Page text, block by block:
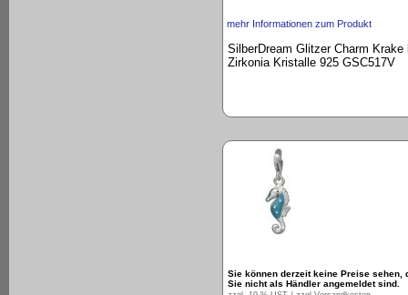
mehr Informationen zum Produkt
SilberDream Glitzer Charm Krake
Zirkonia Kristalle 925 GSC517V
Sie können derzeit keine Preise sehen,
Sie nicht als Händler angemeldet sind.